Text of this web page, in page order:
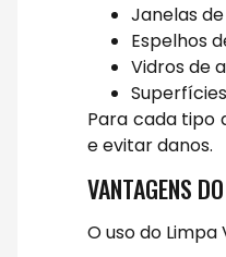
Janelas
Espelhos
Vidros de
Para cada tipo
e evitar danos.
VANTAGENS
O uso do